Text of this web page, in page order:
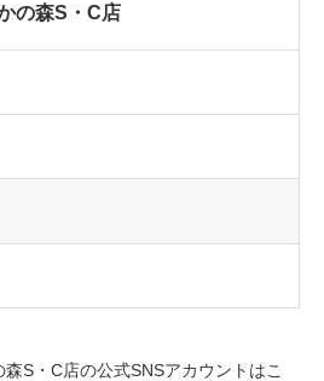
の森S・C店
S・C店の公式SNSアカウントはこ